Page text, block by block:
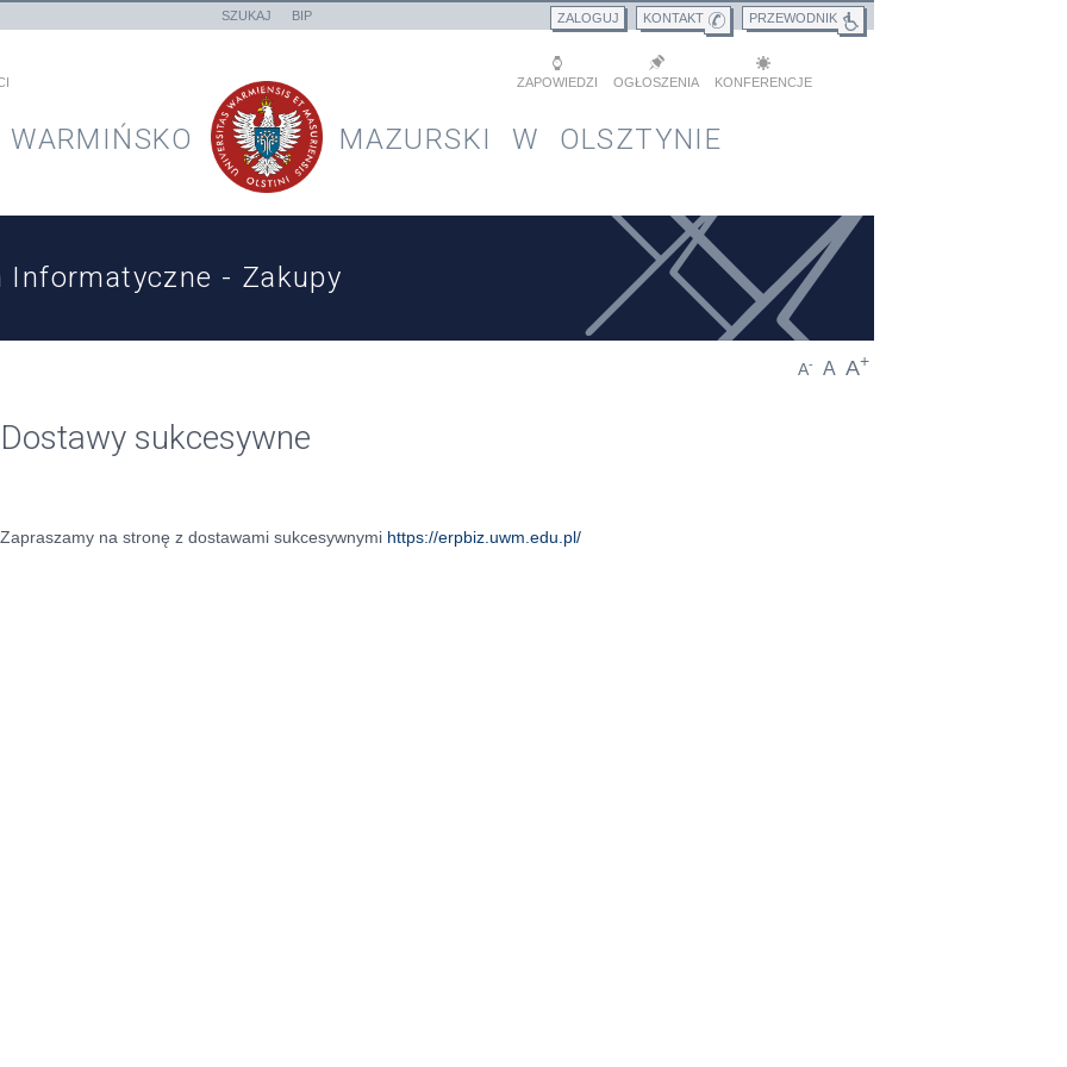
SZUKAJ BIP PRZEWODNIK
KONTAKT
ZALOGUJ
KONFERENCJE
OGŁOSZENIA
ZAPOWIEDZI
WARMIŃSKO MAZURSKI W OLSZTYNIE
Informatyczne - Zakupy
A- A A+
Dostawy sukcesywne
Zapraszamy na stronę z dostawami sukcesywnymi https://erpbiz.uwm.edu.pl/